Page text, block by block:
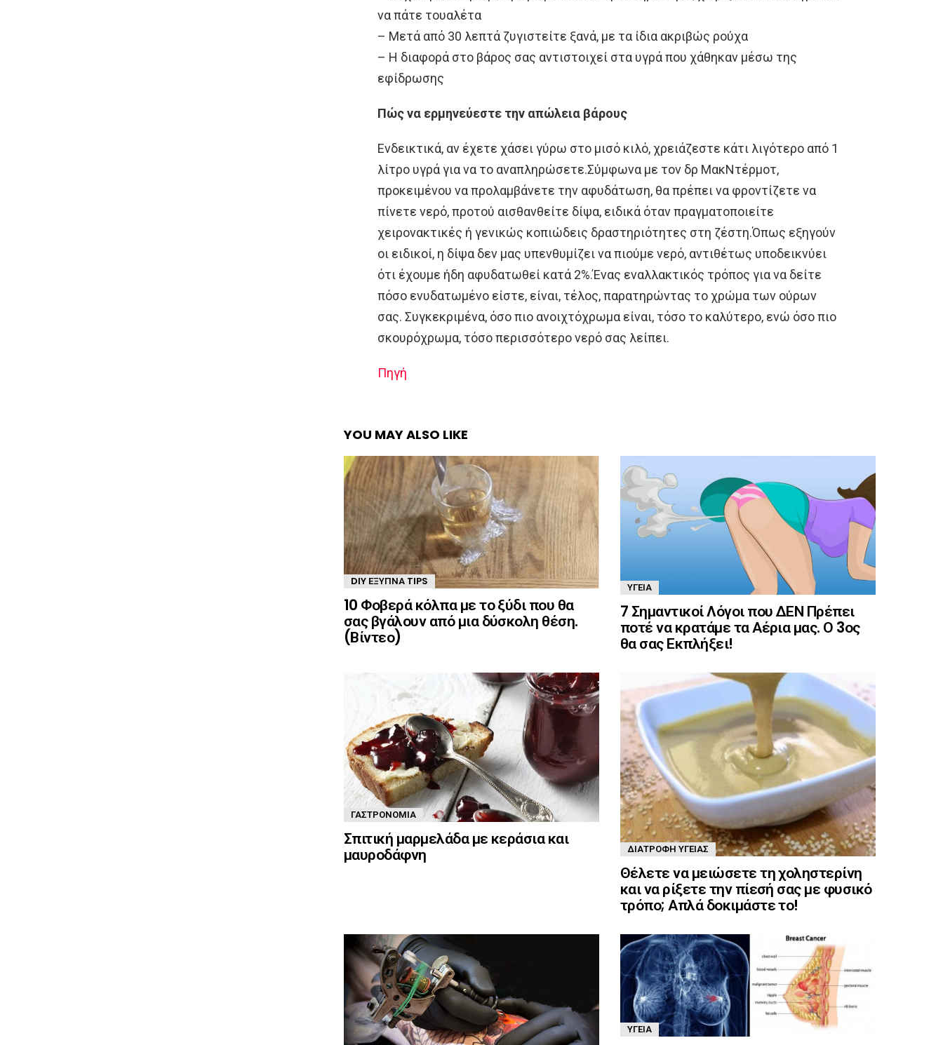
να πάτε τουαλέτα
– Μετά από 30 λεπτά ζυγιστείτε ξανά, με τα ίδια ακριβώς ρούχα
– Η διαφορά στο βάρος σας αντιστοιχεί στα υγρά που χάθηκαν μέσω της
εφίδρωσης
Πώς να ερμηνεύεστε την απώλεια βάρους
Ενδεικτικά, αν έχετε χάσει γύρω στο μισό κιλό, χρειάζεστε κάτι λιγότερο από 1
λίτρο υγρά για να το αναπληρώσετε.Σύμφωνα με τον δρ ΜακΝτέρμοτ,
προκειμένου να προλαμβάνετε την αφυδάτωση, θα πρέπει να φροντίζετε να
πίνετε νερό, προτού αισθανθείτε δίψα, ειδικά όταν πραγματοποιείτε
χειρονακτικές ή γενικώς κοπιώδεις δραστηριότητες στη ζέστη.Όπως εξηγούν
οι ειδικοί, η δίψα δεν μας υπενθυμίζει να πιούμε νερό, αντιθέτως υποδεικνύει
ότι έχουμε ήδη αφυδατωθεί κατά 2%.Ένας εναλλακτικός τρόπος για να δείτε
πόσο ενυδατωμένο είστε, είναι, τέλος, παρατηρώντας το χρώμα των ούρων
σας. Συγκεκριμένα, όσο πιο ανοιχτόχρωμα είναι, τόσο το καλύτερο, ενώ όσο πιο
σκουρόχρωμα, τόσο περισσότερο νερό σας λείπει.
Πηγή
YOU MAY ALSO LIKE
DIY ΈΞΥΠΝΑ TIPS
10 Φοβερά κόλπα με το ξύδι που θα
σας βγάλουν από μια δύσκολη θέση.
(Βίντεο)
ΥΓΕΊΑ
7 Σημαντικοί Λόγοι που ΔΕΝ Πρέπει
ποτέ να κρατάμε τα Αέρια μας. Ο 3ος
θα σας Εκπλήξει!
ΓΑΣΤΡΟΝΟΜΊΑ
Σπιτική μαρμελάδα με κεράσια και
μαυροδάφνη ΔΙΑΤΡΟΦΉ ΥΓΕΊΑΣ
Θέλετε να μειώσετε τη χοληστερίνη
και να ρίξετε την πίεσή σας με φυσικό
τρόπο; Απλά δοκιμάστε το!
ΥΓΕΊΑ